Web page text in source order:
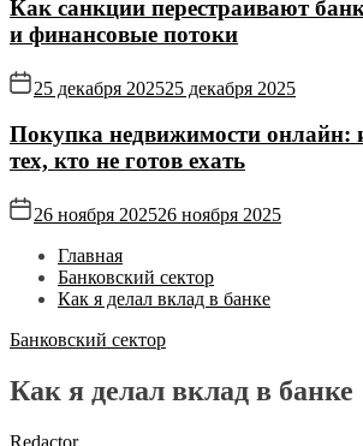
Как санкции перестраивают
и финансовые потоки
25 декабря 202525 декабря 2025
Покупка недвижимости онлайн:
тех, кто не готов ехать
26 ноября 202526 ноября 2025
Главная
Банковский сектор
Как я делал вклад в банке
Банковский сектор
Как я делал вклад в банке
Redactor